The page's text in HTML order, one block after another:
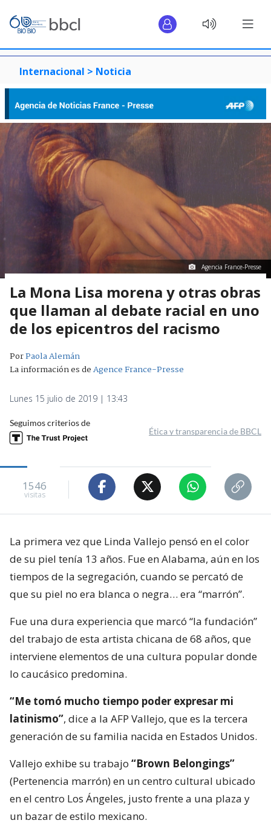
Internacional > Noticia
Agencia France-Presse
La Mona Lisa morena y otras obras
que llaman al debate racial en uno
de los epicentros del racismo
PorPaola Alemán
La información es deAgence France-Presse
Lunes 15 julio de 2019 | 13:43
Seguimos criterios de
Ética y transparencia de BBCL
1546
visitas
La primera vez que Linda Vallejo pensó en el color
de su piel tenía 13 años. Fue en Alabama, aún en los
tiempos de la segregación, cuando se percató de
que su piel no era blanca o negra… era “marrón”.
Fue una dura experiencia que marcó “la fundación”
del trabajo de esta artista chicana de 68 años, que
interviene elementos de una cultura popular donde
lo caucásico predomina.
“Me tomó mucho tiempo poder expresar mi
latinismo”, dice a la AFP Vallejo, que es la tercera
generación de su familia nacida en Estados Unidos.
Vallejo exhibe su trabajo “Brown Belongings”
(Pertenencia marrón) en un centro cultural ubicado
en el centro Los Ángeles, justo frente a una plaza y
un bazar de estilo mexicano.